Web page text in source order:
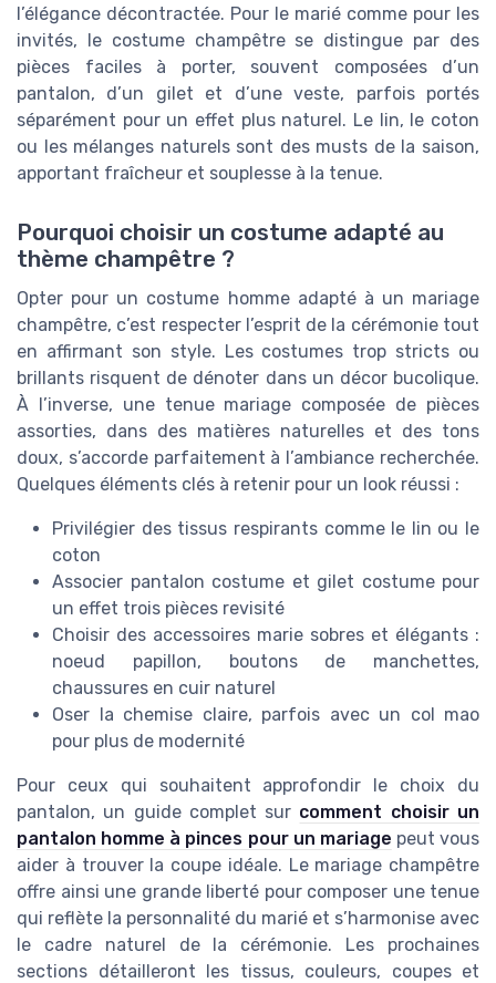
l’élégance décontractée. Pour le marié comme pour les
invités, le costume champêtre se distingue par des
pièces faciles à porter, souvent composées d’un
pantalon, d’un gilet et d’une veste, parfois portés
séparément pour un effet plus naturel. Le lin, le coton
ou les mélanges naturels sont des musts de la saison,
apportant fraîcheur et souplesse à la tenue.
Pourquoi choisir un costume adapté au
thème champêtre ?
Opter pour un costume homme adapté à un mariage
champêtre, c’est respecter l’esprit de la cérémonie tout
en affirmant son style. Les costumes trop stricts ou
brillants risquent de dénoter dans un décor bucolique.
À l’inverse, une tenue mariage composée de pièces
assorties, dans des matières naturelles et des tons
doux, s’accorde parfaitement à l’ambiance recherchée.
Quelques éléments clés à retenir pour un look réussi :
Privilégier des tissus respirants comme le lin ou le
coton
Associer pantalon costume et gilet costume pour
un effet trois pièces revisité
Choisir des accessoires marie sobres et élégants :
noeud papillon, boutons de manchettes,
chaussures en cuir naturel
Oser la chemise claire, parfois avec un col mao
pour plus de modernité
Pour ceux qui souhaitent approfondir le choix du
pantalon, un guide complet sur comment choisir un
pantalon homme à pinces pour un mariage peut vous
aider à trouver la coupe idéale. Le mariage champêtre
offre ainsi une grande liberté pour composer une tenue
qui reflète la personnalité du marié et s’harmonise avec
le cadre naturel de la cérémonie. Les prochaines
sections détailleront les tissus, couleurs, coupes et